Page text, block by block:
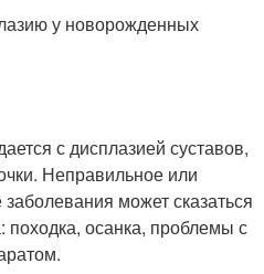
у новорожденных
с дисплазией суставов,
Неправильное или
может сказаться
походка, осанка, проблемы с